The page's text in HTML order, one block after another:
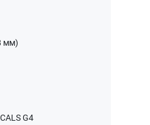
мм)
G4